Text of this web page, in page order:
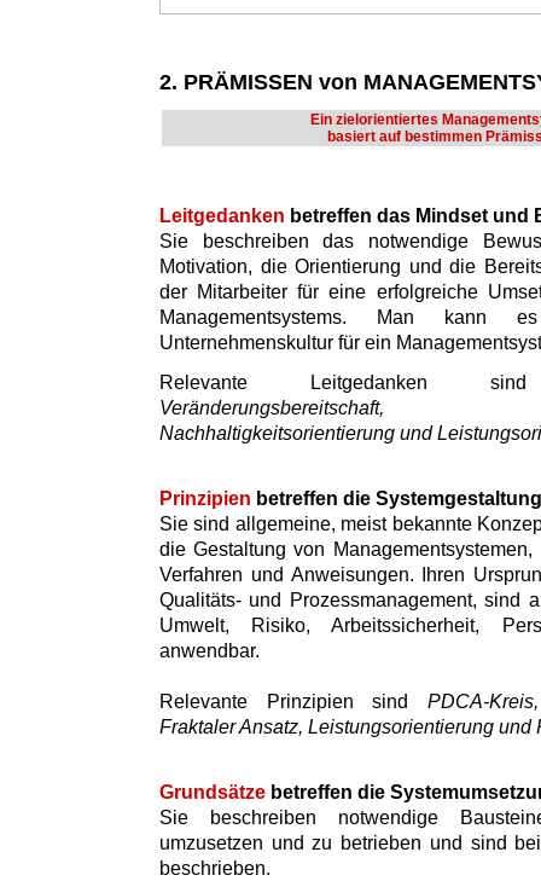
2. PRÄMISSEN von
Ein zielorientiertes
basiert auf bestimmen
Leitgedanken betreffen das Mindset und
Sie beschreiben das notwendige
Motivation, die Orientierung und die
der Mitarbeiter für eine erfolgreiche
Managementsystems. Man kann
Unternehmenskultur für ein
Relevante Leitgedanken
Veränderungsbereitschaft,
Nachhaltigkeitsorientierung und
Prinzipien betreffen die Systemgestaltung
Sie sind allgemeine, meist bekannte
die Gestaltung von
Verfahren und Anweisungen. Ihren
Qualitäts- und Prozessmanagement, sind
Umwelt, Risiko, Arbeitssicherheit,
anwendbar.
Relevante Prinzipien sind PDCA-
Fraktaler Ansatz, Leistungsorientierung und
Grundsätze betreffen die
Sie beschreiben notwendige
umzusetzen und zu betrieben und sind
beschrieben.